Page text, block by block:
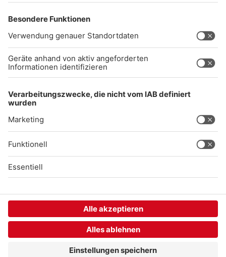
Impressum
Audiothek
Unexpected Application Error!
crypto.randomUUID is not a function
at https://chat-embed.branchly.io/assets/
at https://chat-embed.branchly.io/assets/
at dL (https://chat-embed.branchly.io/assets/
at https://chat-embed.branchly.io/assets/
at https://chat-embed.branchly.io/assets/
at https://chat-embed.branchly.io/assets/
at https://chat-embed.branchly.io/assets/